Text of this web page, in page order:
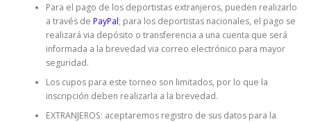
Para el pago de los deportistas extranjeros, pueden realizarlo
a través de PayPal; para los deportistas nacionales, el pago se
realizará via depósito o transferencia a una cuenta que será
informada a la brevedad via correo electrónico para mayor
seguridad.
Los cupos para este torneo son limitados, por lo que la
inscripción deben realizarla a la brevedad.
EXTRANJEROS: aceptaremos registro de sus datos para la